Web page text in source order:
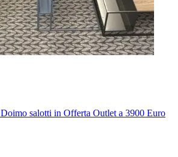
salotti in Offerta Outlet a 3900 Euro